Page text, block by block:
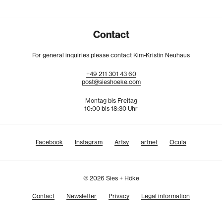
Contact
For general inquiries please contact Kim-Kristin Neuhaus
+49 211 301 43 60
post@sieshoeke.com
Montag bis Freitag
10:00 bis 18:30 Uhr
Facebook Instagram Artsy artnet Ocula
© 2026 Sies + Höke
Contact Newsletter Privacy Legal information